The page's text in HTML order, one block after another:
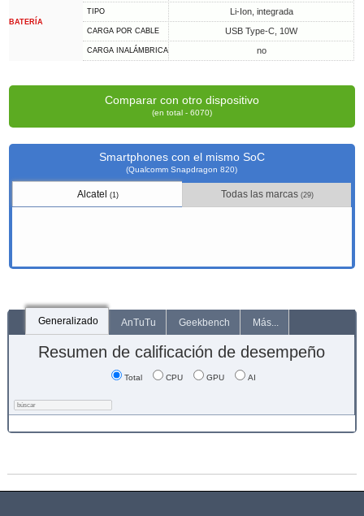
BATERÍA
TIPO Li-Ion, integrada
CARGA POR CABLE USB Type-C, 10W
CARGA INALÁMBRICA no
Comparar con otro dispositivo
(en total - 6070)
Smartphones con el mismo SoC
(Qualcomm Snapdragon 820)
Alcatel (1) Todas las marcas (29)
Generalizado AnTuTu Geekbench Más...
Resumen de calificación de desempeño
Total CPU GPU AI